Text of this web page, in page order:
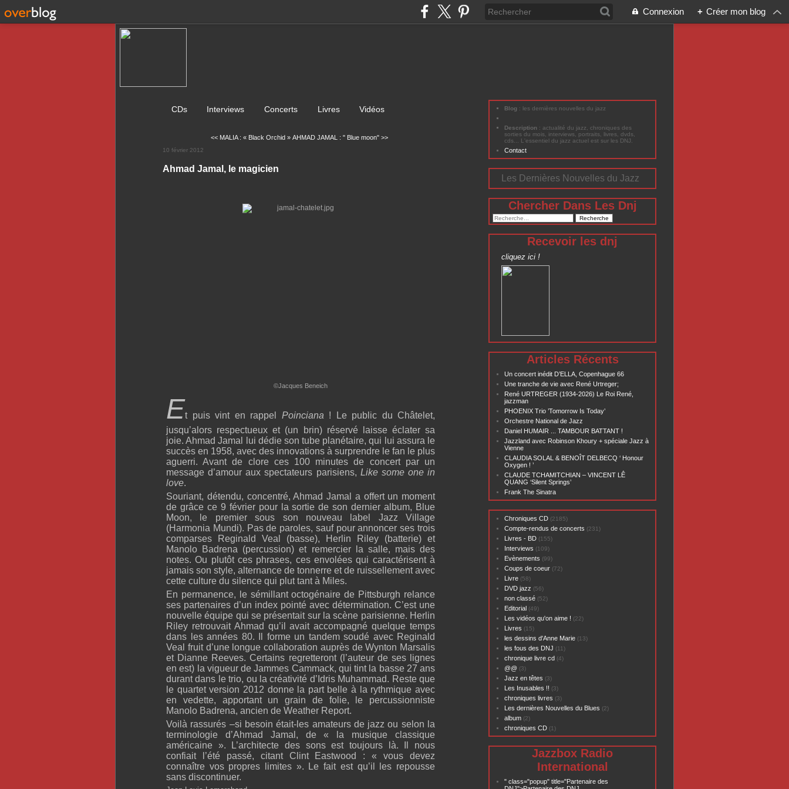
Connexion + Créer mon blog
CDs Interviews Concerts Livres Vidéos
<< MALIA : « Black Orchid » AHMAD JAMAL : " Blue moon" >>
10 février 2012
Ahmad Jamal, le magicien
©Jacques Beneich
Et puis vint en rappel Poinciana ! Le public du Châtelet,
jusqu’alors respectueux et (un brin) réservé laisse éclater sa
joie. Ahmad Jamal lui dédie son tube planétaire, qui lui assura le
succès en 1958, avec des innovations à surprendre le fan le plus
aguerri. Avant de clore ces 100 minutes de concert par un
message d’amour aux spectateurs parisiens, Like some one in
love.
Souriant, détendu, concentré, Ahmad Jamal a offert un moment
de grâce ce 9 février pour la sortie de son dernier album, Blue
Moon, le premier sous son nouveau label Jazz Village
(Harmonia Mundi). Pas de paroles, sauf pour annoncer ses trois
comparses Reginald Veal (basse), Herlin Riley (batterie) et
Manolo Badrena (percussion) et remercier la salle, mais des
notes. Ou plutôt ces phrases, ces envolées qui caractérisent à
jamais son style, alternance de tonnerre et de ruissellement avec
cette culture du silence qui plut tant à Miles.
En permanence, le sémillant octogénaire de Pittsburgh relance
ses partenaires d’un index pointé avec détermination. C’est une
nouvelle équipe qui se présentait sur la scène parisienne. Herlin
Riley retrouvait Ahmad qu’il avait accompagné quelque temps
dans les années 80. Il forme un tandem soudé avec Reginald
Veal fruit d’une longue collaboration auprès de Wynton Marsalis
et Dianne Reeves. Certains regretteront (l’auteur de ses lignes
en est) la vigueur de Jammes Cammack, qui tint la basse 27 ans
durant dans le trio, ou la créativité d’Idris Muhammad. Reste que
le quartet version 2012 donne la part belle à la rythmique avec
en vedette, apportant un grain de folie, le percussionniste
Manolo Badrena, ancien de Weather Report.
Voilà rassurés –si besoin était-les amateurs de jazz ou selon la
terminologie d’Ahmad Jamal, de « la musique classique
américaine ». L’architecte des sons est toujours là. Il nous
confiait l’été passé, citant Clint Eastwood : « vous devez
connaître vos propres limites ». Le fait est qu’il les repousse
sans discontinuer.
Blog : les dernières nouvelles du jazz
Description : actualité du jazz, chroniques des
sorties du mois, interviews, portraits, livres, dvds,
cds... L'essentiel du jazz actuel est sur les DNJ.
Contact
Les Dernières Nouvelles du Jazz
Chercher Dans Les Dnj
Recevoir les dnj
cliquez ici !
Articles Récents
Un concert inédit D’ELLA, Copenhague 66
Une tranche de vie avec René Urtreger;
René URTREGER (1934-2026) Le Roi René,
jazzman
PHOENIX Trio ’Tomorrow Is Today’
Orchestre National de Jazz
Daniel HUMAIR ... TAMBOUR BATTANT !
Jazzland avec Robinson Khoury + spéciale Jazz à
Vienne
CLAUDIA SOLAL & BENOÎT DELBECQ ‘ Honour
Oxygen ! ’
CLAUDE TCHAMITCHIAN – VINCENT LÊ
QUANG ‘Silent Springs’
Frank The Sinatra
Chroniques CD (2185)
Compte-rendus de concerts (231)
Livres - BD (155)
Interviews (109)
Evènements (99)
Coups de coeur (72)
Livre (58)
DVD jazz (56)
non classé (52)
Editorial (49)
Les vidéos qu'on aime ! (22)
Livres (15)
les dessins d'Anne Marie (13)
les fous des DNJ (11)
chronique livre cd (4)
@@ (3)
Jazz en têtes (3)
Les Inusables !! (3)
chroniques livres (3)
Les dernières Nouvelles du Blues (2)
album (2)
chroniques CD (1)
Jazzbox Radio
International
" class="popup" title="Partenaire des